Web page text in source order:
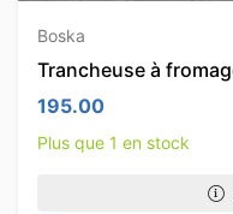
Boska
Trancheuse à
195.00
Plus que 1 en stock